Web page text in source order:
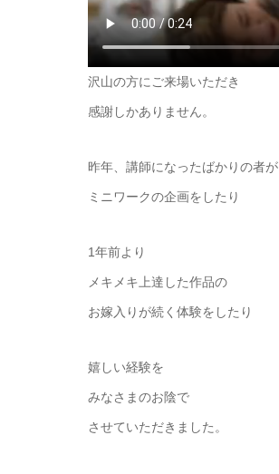
沢山の方にご来場いただき
感謝しかありません。
昨年、講師になったばかりの者が
ミニワークの企画をしたり
1年前より
メキメキ上達した作品の
お嫁入りが続く体験をしたり
嬉しい経験を
みなさまのお陰で
させていただきました。